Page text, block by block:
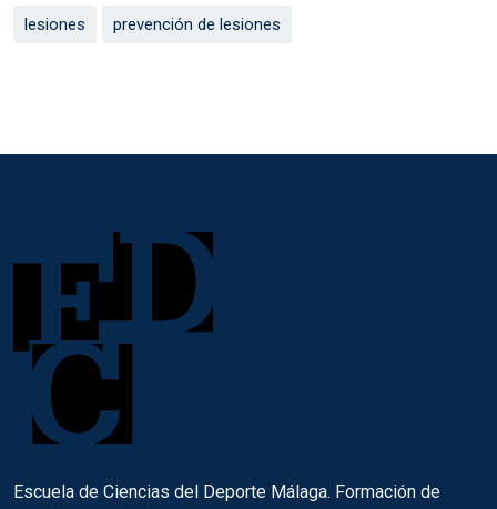
lesiones prevención de lesiones
Escuela de Ciencias del Deporte Málaga. Formación de